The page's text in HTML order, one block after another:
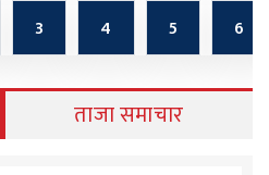
3 4 5 6
ताजा समाचार